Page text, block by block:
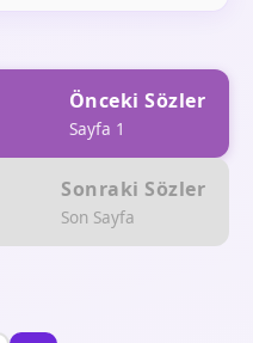
Önceki Sözler
Sayfa 1
Sonraki Sözler
Son Sayfa